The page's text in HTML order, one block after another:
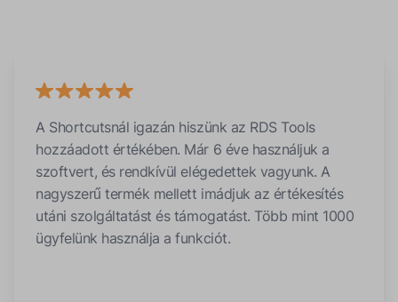
A Shortcutsnál igazán hiszünk az RDS Tools
hozzáadott értékében. Már 6 éve használjuk a
szoftvert, és rendkívül elégedettek vagyunk. A
nagyszerű termék mellett imádjuk az értékesítés
utáni szolgáltatást és támogatást. Több mint 1000
ügyfelünk használja a funkciót.